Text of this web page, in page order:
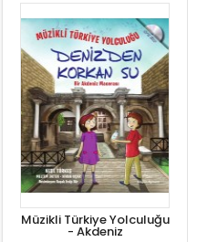
Müzikli Türkiye Yolculuğu
- Akdeniz